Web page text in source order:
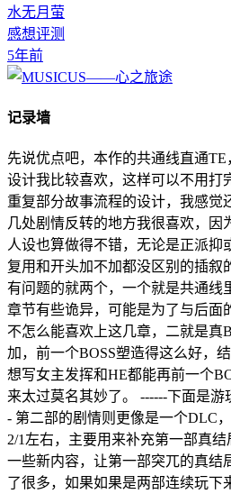
水无月萤
感想评测
5年前
记录墙
先说优点吧，本作的共通线直通
设计我比较喜欢，这样可以不用打
重复部分故事流程的设计，我感觉
几处剧情反转的地方我很喜欢，因
人设也算做得不错，无论是正派抑
复用和开头加不加都没区别的插叙
有问题的就两个，一个就是共通线
章节有些诡异，可能是为了与后面
不怎么能喜欢上这几章，二就是真
加，前一个BOSS塑造得这么好，
想写女主发挥和HE都能再前一个
来太过莫名其妙了。 ------下面是游
- 第二部的剧情则更像是一个DLC
2/1左右，主要用来补充第一部真
一些新内容，让第一部突兀的真结
了很多，如果如果是两部连续玩下